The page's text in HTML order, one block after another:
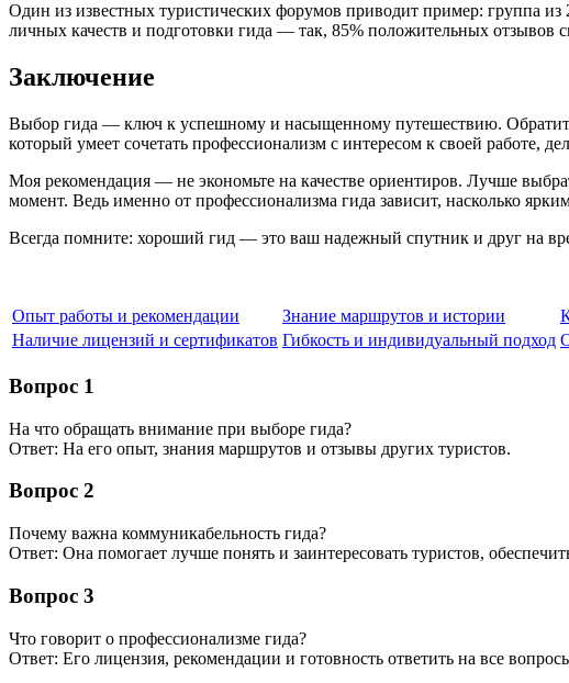
Один из известных туристических форумов приводит пример: группа
личных качеств и подготовки гида — так, 85% положительных отзывов
Заключение
Выбор гида — ключ к успешному и насыщенному путешествию.
который умеет сочетать профессионализм с интересом к своей работе,
Моя рекомендация — не экономьте на качестве ориентиров. Лучше
момент. Ведь именно от профессионализма гида зависит, насколько
Всегда помните: хороший гид — это ваш надежный спутник и друг на
Опыт работы и рекомендации Знание маршрутов и истории
Наличие лицензий и сертификатов Гибкость и индивидуальный подход
Вопрос 1
На что обращать внимание при выборе гида?
Ответ: На его опыт, знания маршрутов и отзывы других туристов.
Вопрос 2
Почему важна коммуникабельность гида?
Ответ: Она помогает лучше понять и заинтересовать туристов,
Вопрос 3
Что говорит о профессионализме гида?
Ответ: Его лицензия, рекомендации и готовность ответить на все